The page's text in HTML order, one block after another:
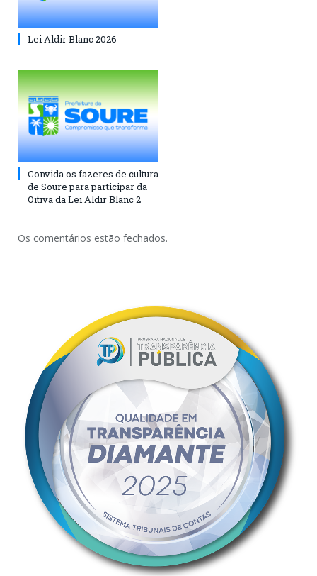
Lei Aldir Blanc 2026
Convida os fazeres de cultura
de Soure para participar da
Oitiva da Lei Aldir Blanc 2
Os comentários estão fechados.